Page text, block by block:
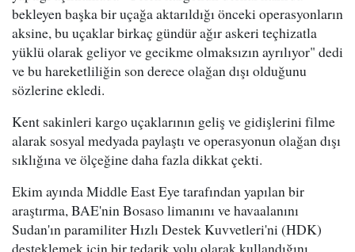
bekleyen başka bir uçağa aktarıldığı önceki operasyonların
aksine, bu uçaklar birkaç gündür ağır askeri teçhizatla
yüklü olarak geliyor ve gecikme olmaksızın ayrılıyor" dedi
ve bu hareketliliğin son derece olağan dışı olduğunu
sözlerine ekledi.
Kent sakinleri kargo uçaklarının geliş ve gidişlerini filme
alarak sosyal medyada paylaştı ve operasyonun olağan dışı
sıklığına ve ölçeğine daha fazla dikkat çekti.
Ekim ayında Middle East Eye tarafından yapılan bir
araştırma, BAE'nin Bosaso limanını ve havaalanını
Sudan'ın paramiliter Hızlı Destek Kuvvetleri'ni (HDK)
desteklemek için bir tedarik yolu olarak kullandığını